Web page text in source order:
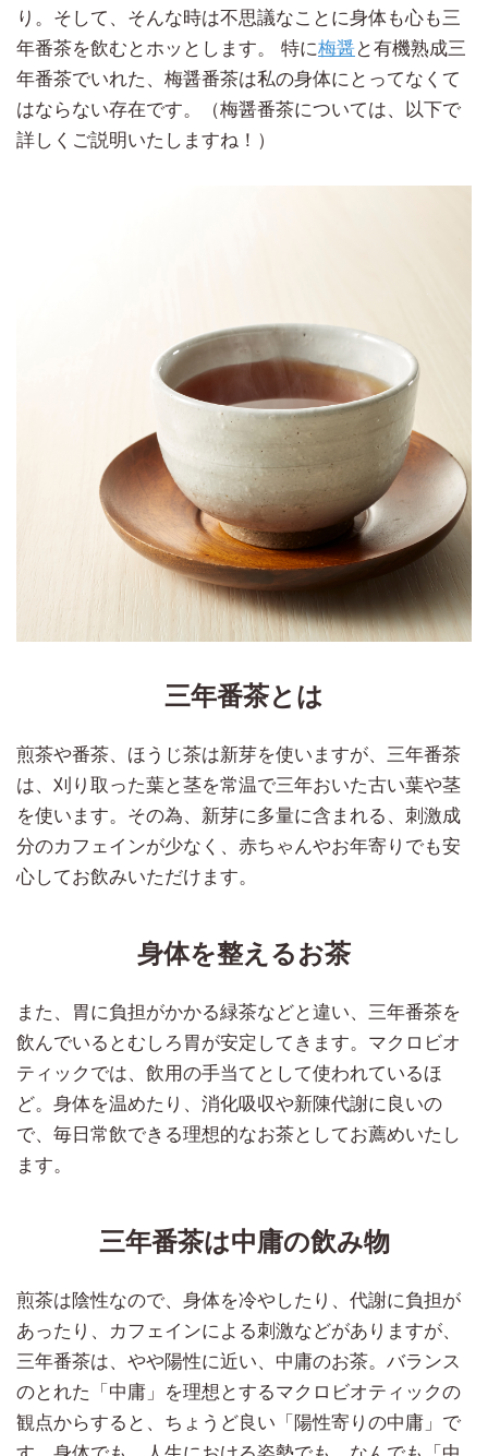
り。そして、そんな時は不思議なことに身体も心も三
年番茶を飲むとホッとします。 特に梅醤と有機熟成三
年番茶でいれた、梅醤番茶は私の身体にとってなくて
はならない存在です。（梅醤番茶については、以下で
詳しくご説明いたしますね！）
三年番茶とは
煎茶や番茶、ほうじ茶は新芽を使いますが、三年番茶
は、刈り取った葉と茎を常温で三年おいた古い葉や茎
を使います。その為、新芽に多量に含まれる、刺激成
分のカフェインが少なく、赤ちゃんやお年寄りでも安
心してお飲みいただけます。
身体を整えるお茶
また、胃に負担がかかる緑茶などと違い、三年番茶を
飲んでいるとむしろ胃が安定してきます。マクロビオ
ティックでは、飲用の手当てとして使われているほ
ど。身体を温めたり、消化吸収や新陳代謝に良いの
で、毎日常飲できる理想的なお茶としてお薦めいたし
ます。
三年番茶は中庸の飲み物
煎茶は陰性なので、身体を冷やしたり、代謝に負担が
あったり、カフェインによる刺激などがありますが、
三年番茶は、やや陽性に近い、中庸のお茶。バランス
のとれた「中庸」を理想とするマクロビオティックの
観点からすると、ちょうど良い「陽性寄りの中庸」で